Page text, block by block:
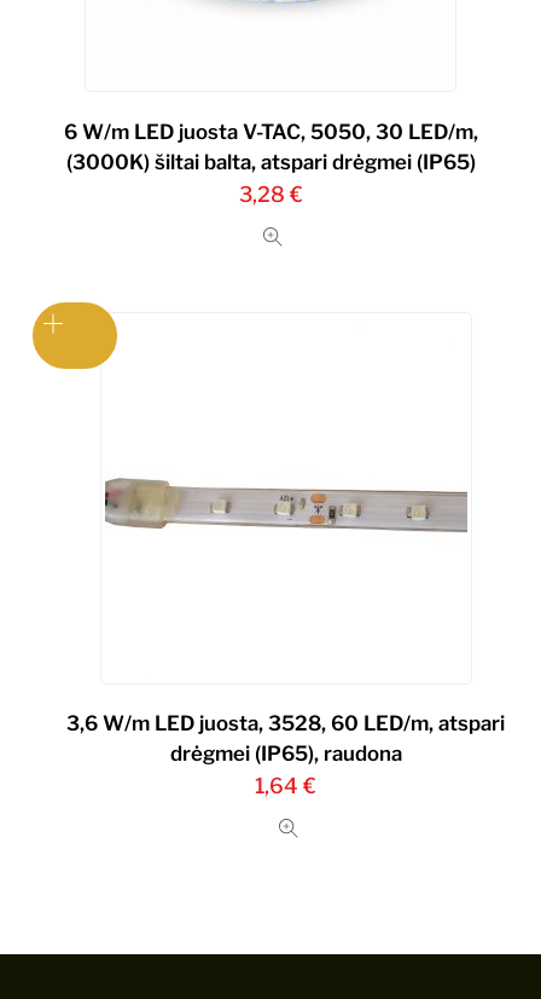
6 W/m LED juosta V-TAC, 5050, 30 LED/m,
(3000K) šiltai balta, atspari drėgmei (IP65)
3,28 €
3,6 W/m LED juosta, 3528, 60 LED/m, atspari
drėgmei (IP65), raudona
1,64€